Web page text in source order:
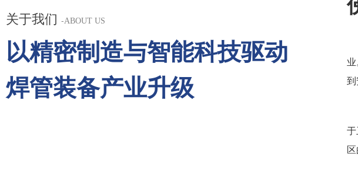
关于我们 -ABOUT US
以精密制造与智能科技驱动
焊管装备产业升级
区